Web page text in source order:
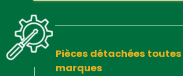
Pièces détachées toutes
marques